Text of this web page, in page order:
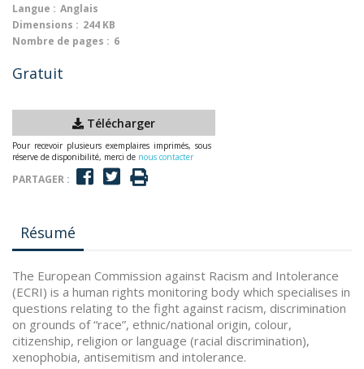
Langue : Anglais
Dimensions : 244 KB
Nombre de pages : 6
Gratuit
Télécharger
Pour recevoir plusieurs exemplaires imprimés, sous
réserve de disponibilité, merci de nous contacter
PARTAGER :
Résumé
The European Commission against Racism and Intolerance
(ECRI) is a human rights monitoring body which specialises in
questions relating to the fight against racism, discrimination
on grounds of “race”, ethnic/national origin, colour,
citizenship, religion or language (racial discrimination),
xenophobia, antisemitism and intolerance.